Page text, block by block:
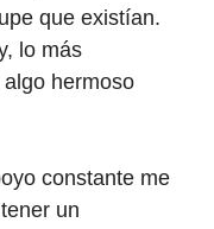
que existían.
lo más
hermoso
constante me
un